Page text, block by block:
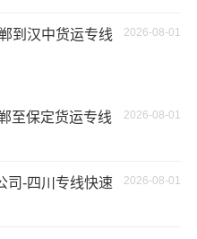
2026-08-01
到汉中货运专线
2026-08-01
至保定货运专线
2026-08-01
司-四川专线快速